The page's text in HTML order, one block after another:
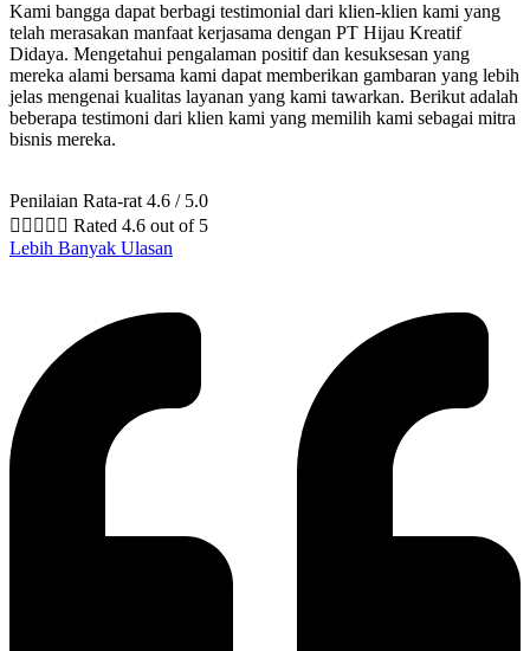
Kami bangga dapat berbagi testimonial dari klien-klien kami yang
telah merasakan manfaat kerjasama dengan PT Hijau Kreatif
Didaya. Mengetahui pengalaman positif dan kesuksesan yang
mereka alami bersama kami dapat memberikan gambaran yang lebih
jelas mengenai kualitas layanan yang kami tawarkan. Berikut adalah
beberapa testimoni dari klien kami yang memilih kami sebagai mitra
bisnis mereka.
Penilaian Rata-rat 4.6 / 5.0
     Rated 4.6 out of 5
Lebih Banyak Ulasan